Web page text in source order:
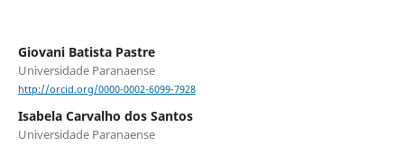
Giovani Batista Pastre
Universidade Paranaense
http://orcid.org/0000-0002-6099-7928
Isabela Carvalho dos Santos
Universidade Paranaense